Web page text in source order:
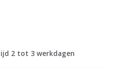
2 tot 3 werkdagen